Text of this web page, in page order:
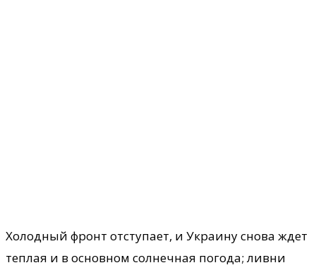
Холодный фронт отступает, и Украину снова ждет
теплая и в основном солнечная погода; ливни